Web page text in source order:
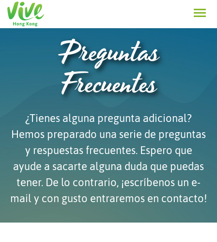
Preguntas
Frecuentes
¿Tienes alguna pregunta adicional?
Hemos preparado una serie de preguntas
y respuestas frecuentes. Espero que
ayude a sacarte alguna duda que puedas
tener. De lo contrario, ¡escríbenos un e-
mail y con gusto entraremos en contacto!